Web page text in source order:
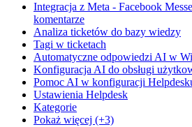
Integracja z Meta - Facebook
komentarze
Analiza ticketów do bazy wiedzy
Tagi w ticketach
Automatyczne odpowiedzi AI w
Konfiguracja AI do obsługi
Pomoc AI w konfiguracji
Ustawienia Helpdesk
Kategorie
Pokaż więcej (+3)